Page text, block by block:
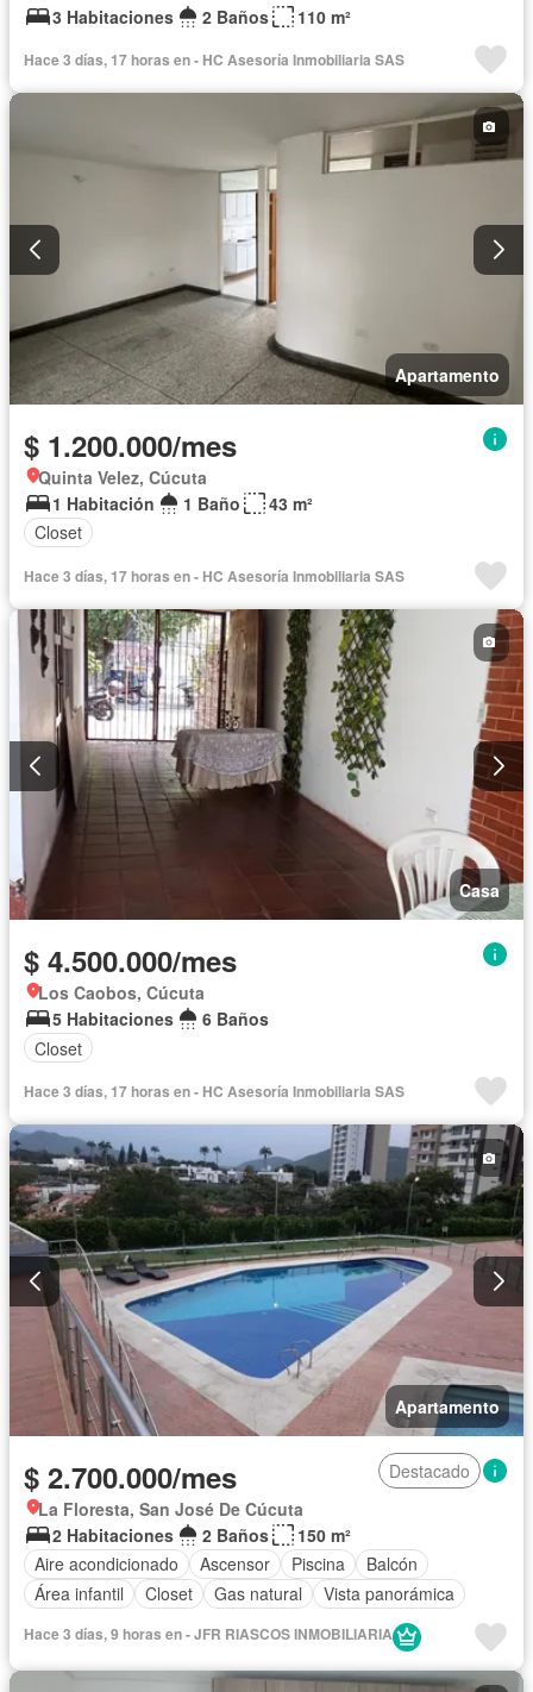
3 Habitaciones
2 Baños 110 m²
Hace 3 días, 17 horas en - HC Asesoría Inmobiliaria SAS
Apartamento
$ 1.200.000/mes
Quinta Velez, Cúcuta
1 Habitación
1 Baño
43 m²
Closet
Hace 3 días, 17 horas en - HC Asesoría Inmobiliaria SAS
Casa
$ 4.500.000/mes
Los Caobos, Cúcuta
5 Habitaciones
6 Baños
Closet
Hace 3 días, 17 horas en - HC Asesoría Inmobiliaria SAS
Apartamento
$ 2.700.000/mes
Destacado
La Floresta, San José De Cúcuta
2 Habitaciones
2 Baños
150 m²
Aire acondicionado
Ascensor Piscina
Balcón
Área infantil
Closet Gas natural Vista panorámica
Hace 3 días, 9 horas en - JFR RIASCOS INMOBILIARIA